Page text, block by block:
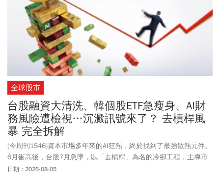
全球股市
台股融資大清洗、韓個股ETF急瘦身、AI財
務風險遭檢視…沉澱訊號來了？ 去槓桿風
暴 完全拆解
(今周刊1546)資本市場多年來的AI狂熱，終於找到了最強散熱元件。
6月衝高後，台股7月急墜，以「去槓桿」為名的冷卻工程，主導市
場情緒。效應不僅於股價波動，更催出信用交易資訊揭露、「關禁
日期：2026-08-05